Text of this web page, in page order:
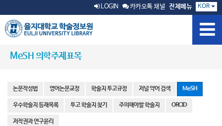
LOGIN 카카오톡 채널 전체메뉴 KOR
MeSH 의학주제표목
논문작성법 영어논문교정 학술지 투고규정 저널 약어 검색 MeSH
우수학술지 등재목록 투고 학술지 찾기 주의해야할 학술지 ORCID
저작권과 연구윤리